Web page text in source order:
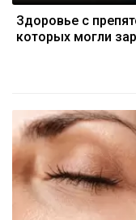
Здоровье с
которых могли